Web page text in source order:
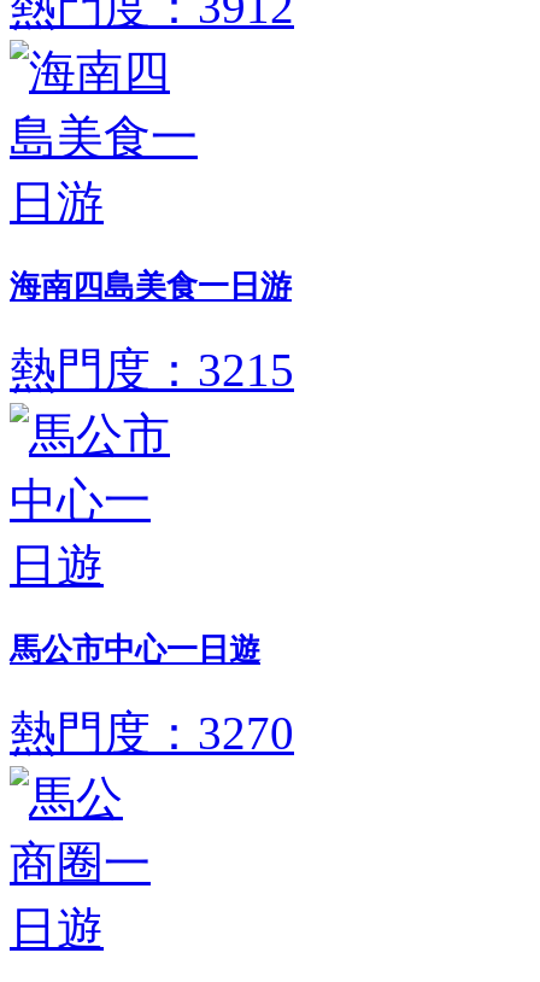
海南四島美食一日游
熱門度：3215
馬公市中心一日遊
熱門度：3270